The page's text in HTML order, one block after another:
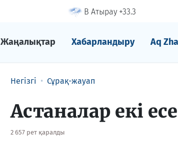
В Атырау +33.3
Жаңалықтар Хабарландыру Aq
Негізгі Сұрақ-жауап
Астаналар екі
2 657 рет қаралды